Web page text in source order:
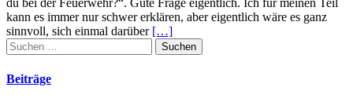
du bei der Feuerwehr?“. Gute Frage eigentlich. Ich für meinen Teil
kann es immer nur schwer erklären, aber eigentlich wäre es ganz
sinnvoll, sich einmal darüber […]
Suchen
nach:
Beiträge